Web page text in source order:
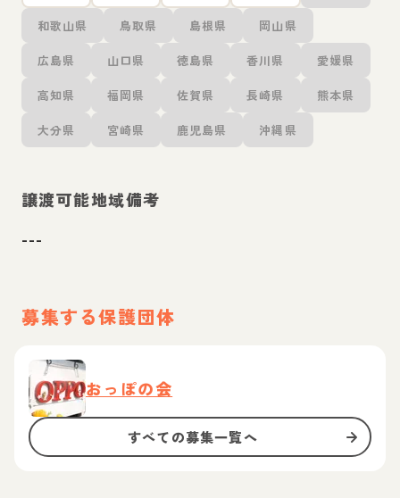
和歌山県 鳥取県 島根県 岡山県
広島県 山口県 徳島県 香川県 愛媛県
高知県 福岡県 佐賀県 長崎県 熊本県
大分県 宮崎県 鹿児島県 沖縄県
譲渡可能地域備考
---
募集する保護団体
おっぽの会
すべての募集一覧へ